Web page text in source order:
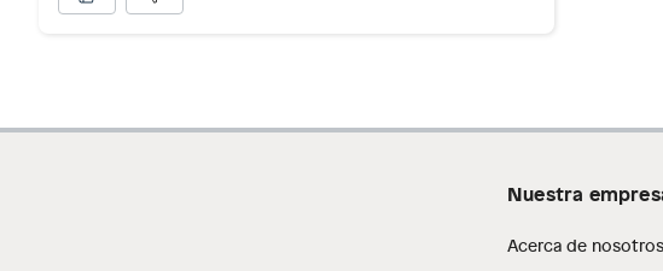
Nuestra
Acerca de nosotros